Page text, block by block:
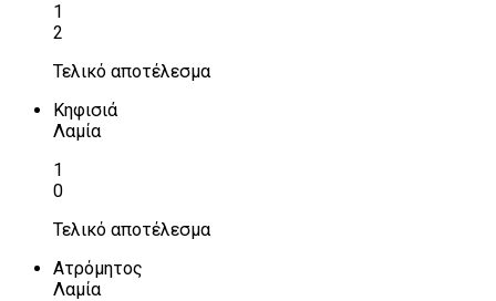
1
2
Τελικό αποτέλεσμα
Κηφισιά
Λαμία
1
0
Τελικό αποτέλεσμα
Ατρόμητος
Λαμία